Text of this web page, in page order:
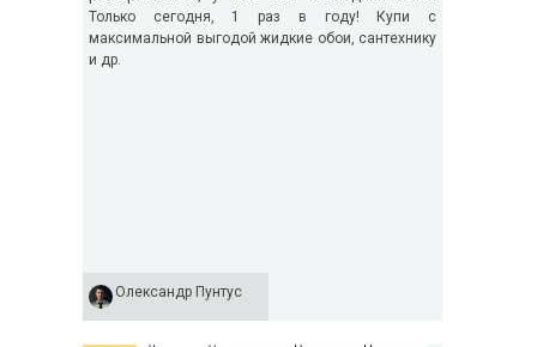
Только сегодня, 1 раз в году! Купи с
максимальной выгодой жидкие обои, сантехнику
и др.
Олександр Пунтус